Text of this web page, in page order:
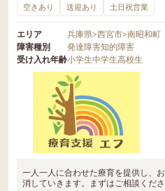
空きあり 送迎あり 土日祝営業
エリア 兵庫県>西宮市>南昭和町
障害種別
発達障害知的障害
受け入れ年齢小学生中学生高校生
一人一人に合わせた療育を提供し、
消していきます。まずはご相談くださ